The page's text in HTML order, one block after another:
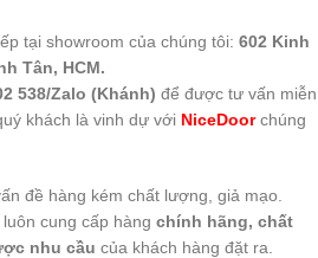
tại showroom của chúng tôi: 602 Kinh
Tân, HCM.
538/Zalo (Khánh) để được tư vấn miễn
khách là vinh dự với NiceDoorchúng
đề hàng kém chất lượng, giả mạo.
cung cấp hàng chính hãng, chất
nhu cầu của khách hàng đặt ra.